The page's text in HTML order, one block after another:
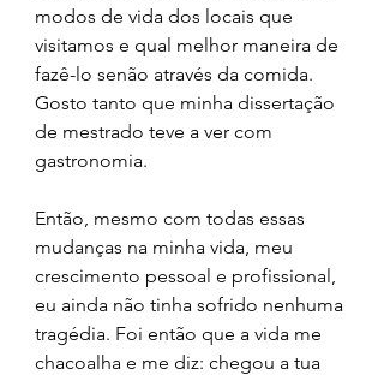
modos de vida dos locais que
visitamos e qual melhor maneira de
fazê-lo senão através da comida.
Gosto tanto que minha dissertação
de mestrado teve a ver com
gastronomia.
Então, mesmo com todas essas
mudanças na minha vida, meu
crescimento pessoal e profissional,
eu ainda não tinha sofrido nenhuma
tragédia. Foi então que a vida me
chacoalha e me diz: chegou a tua